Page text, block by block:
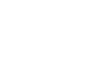
学生未来都可报考。